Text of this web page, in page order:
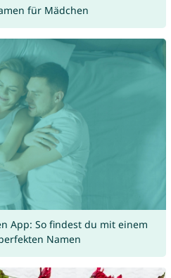
für Mädchen
App: So findest du mit einem
Namen